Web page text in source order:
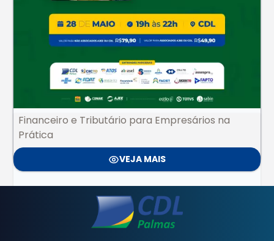
Financeiro e Tributário para Empresários na
Prática
VEJA MAIS